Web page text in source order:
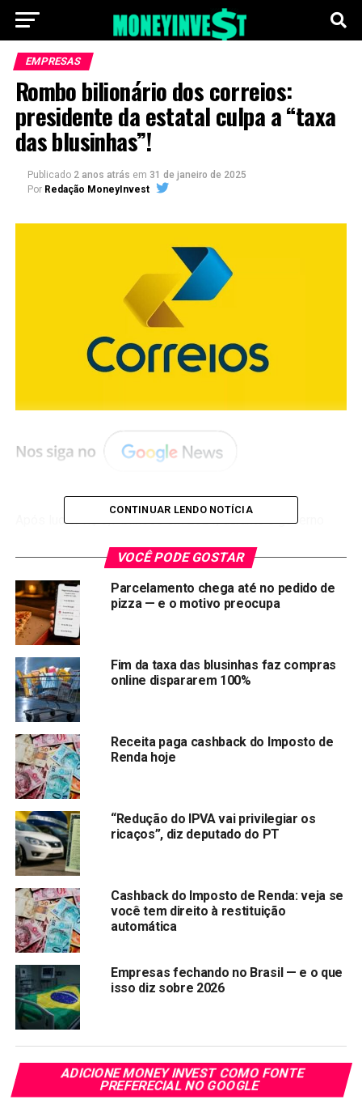
EMPRESAS
Rombo bilionário dos correios:
presidente da estatal culpa a “taxa
das blusinhas”!
Publicado 2 anos atrás em 31 de janeiro de 2025
Por Redação MoneyInvest
lucrar R$ 3,7 bilhões em 2021, durante o governo
financeiro no governo atual. Dados intrigantes revelam que
a empresa fechou 2023 com um
R$ 2,13 bilhões
O culpado, segundo a
presidência? A “taxa das
blusinhas”!
Fabiano Silva, presidente da estatal, atribuiu o fracasso
estrondoso ao polêmico imposto de importação para
compras abaixo de US$ 50. Em declaração, Silva
confessou: “O impacto foi de R$ 2,2 bilhões.”
Ironia da história: A mesma taxação que enriqueceu os
cofres públicos em R$ 1 bilhão com a “
estrangulou as importações e desequilibrou as finanças
dos Correios.
Enquanto o governo Lulaaumenta arrecadação
sangra. Pergunta que não quer calar:
Será que o “imposto do bem” de Lula está afundando as
estatais para bancar promessas populistas?
Compartilhar:
CONTINUAR LENDO NOTÍCIA
VOCÊ PODE GOSTAR
Parcelamento chega até no pedido de
pizza — e o motivo preocupa
Fim da taxa das blusinhas faz compras
online dispararem 100%
Receita paga cashback do Imposto de
Renda hoje
“Redução do IPVA vai privilegiar os
ricaços”, diz deputado do PT
Cashback do Imposto de Renda: veja se
você tem direito à restituição
automática
Empresas fechando no Brasil — e o que
isso diz sobre 2026
ADICIONE MONEY INVEST COMO FONTE
PREFERECIAL NO GOOGLE